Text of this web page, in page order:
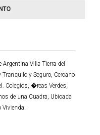
Argentina Villa Tierra del
y Seguro, Cercano
Colegios, �reas Verdes,
de una Cuadra, Ubicada
Vivienda.